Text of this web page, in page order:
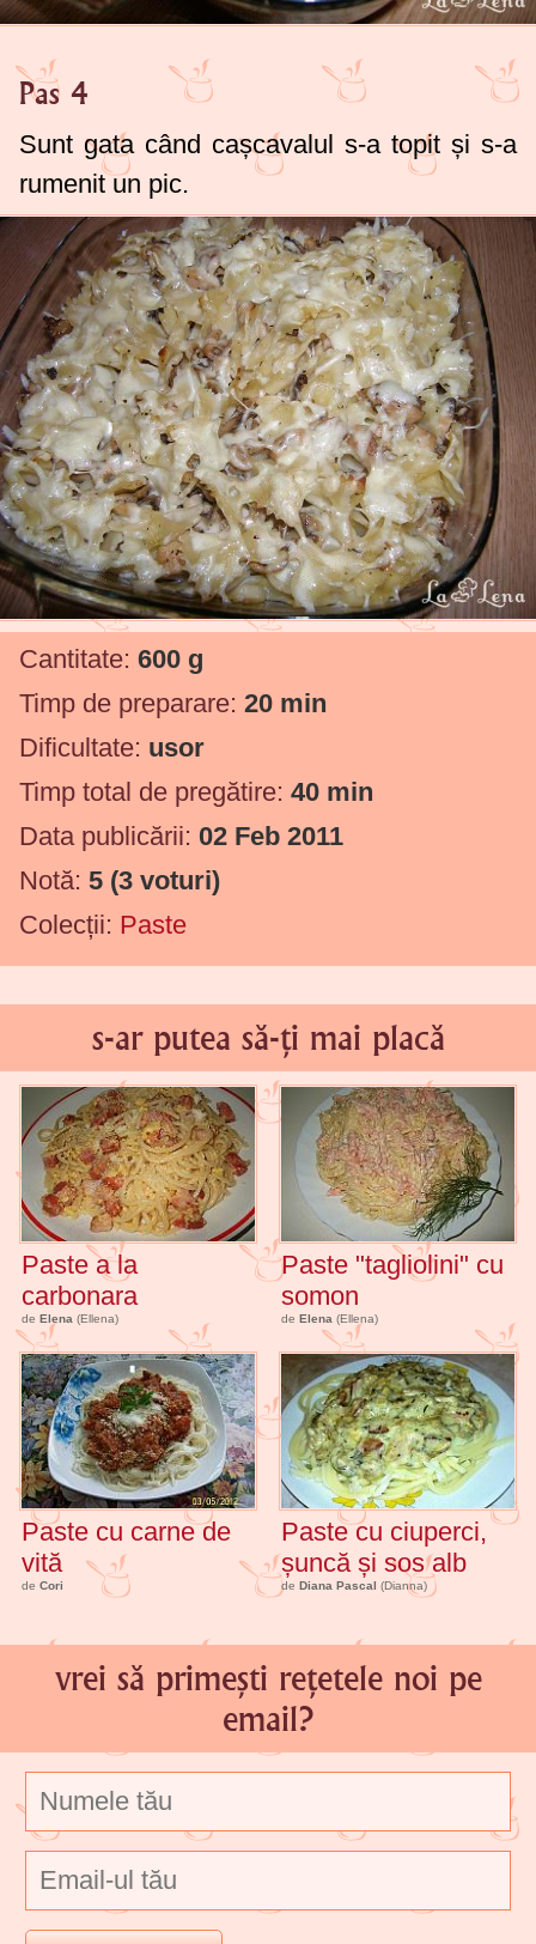
Pas 4
Sunt gata când cașcavalul s-a topit și s-a
rumenit un pic.
Cantitate: 600 g
Timp de preparare: 20 min
Dificultate: usor
Timp total de pregătire: 40 min
Data publicării: 02 Feb 2011
Notă: 5 (3 voturi)
Colecții: Paste
s-ar putea să-ți mai placă
Paste a la
carbonara
de Elena (Ellena)
Paste "tagliolini" cu
somon
de Elena (Ellena)
Paste cu carne de
vită
de Cori
Paste cu ciuperci,
șuncă și sos alb
de Diana Pascal (Dianna)
vrei să primești rețetele noi pe
email?